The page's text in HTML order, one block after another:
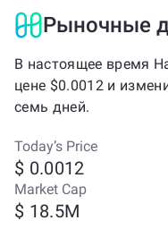
Рыночные
В настоящее время
цене $0.0012 и
семь дней.
Today’s Price
$ 0.0012
Market Cap
$ 18.5M